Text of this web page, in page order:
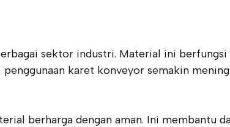
sektor industri. Material ini
karet konveyor semakin
berharga dengan aman. Ini membantu